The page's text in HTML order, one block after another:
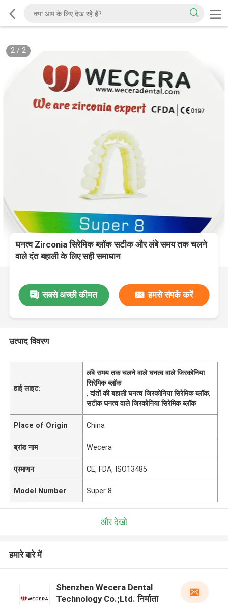
2/ 2
घनत्व Zirconia सिरेमिक ब्लॉक सटीक और लंबे समय तक चलने
वाले दंत बहाली के लिए सही समाधान
सबसे अच्छी कीमत हमसे संपर्क करें
उत्पाद विवरण
हाई लाइट:
लंबे समय तक चलने वाले घनत्व वाले जिरकोनिया
सिरेमिक ब्लॉक
,दांतों की बहाली घनत्व जिरकोनिया सिरेमिक ब्लॉक,
सटीक घनत्व वाले जिरकोनिया सिरेमिक ब्लॉक
Place of Origin China
ब्रांड नाम Wecera
प्रमाणन CE, FDA, ISO13485
Model Number Super 8
और देखो
हमारे बारे में
Shenzhen Wecera Dental
Technology Co.;Ltd. निर्माता